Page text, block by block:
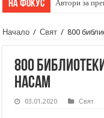
На фокус Автори за
Начало / Свят / 800
800
насам
03.01.2020 Свят